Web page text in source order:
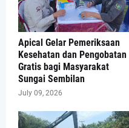
Apical Gelar Pemeriksaan
Kesehatan dan Pengobatan
Gratis bagi Masyarakat
Sungai Sembilan
July 09, 2026